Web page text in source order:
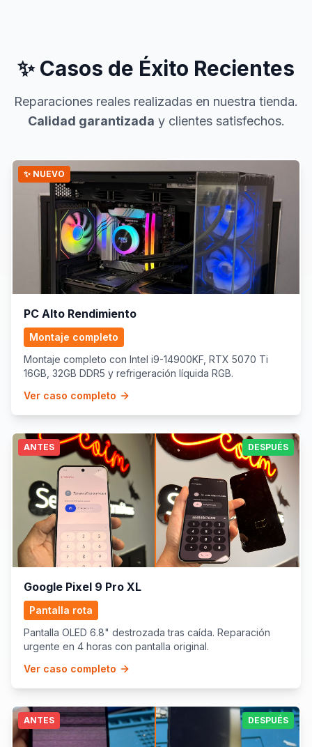
✨ Casos de Éxito Recientes
Reparaciones reales realizadas en nuestra tienda.
Calidad garantizada y clientes satisfechos.
✨ NUEVO
PC Alto Rendimiento
Montaje completo
Montaje completo con Intel i9-14900KF, RTX 5070 Ti
16GB, 32GB DDR5 y refrigeración líquida RGB.
Ver caso completo
ANTES DESPUÉS
Google Pixel 9 Pro XL
Pantalla rota
Pantalla OLED 6.8" destrozada tras caída. Reparación
urgente en 4 horas con pantalla original.
Ver caso completo
ANTES DESPUÉS